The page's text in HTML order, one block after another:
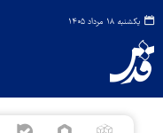
یکشنبه ۱۸ مرداد ۱۴۰۵